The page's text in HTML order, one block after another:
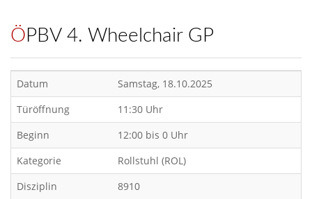
ÖPBV 4. Wheelchair GP
Datum
Samstag, 18.10.2025
Türöffnung
11:30 Uhr
Beginn
12:00 bis 0 Uhr
Kategorie
Rollstuhl (ROL)
Disziplin
8910